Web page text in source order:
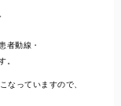
者動線・
。
なっていますので、